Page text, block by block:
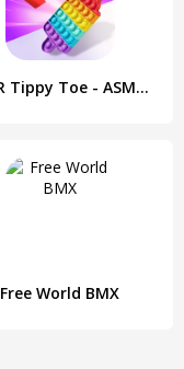
ASMR Tippy Toe - ASMR Games
Free World BMX